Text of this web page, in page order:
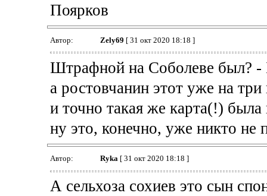
Поярков
Автор: Zely69 [ 31 окт 2020 18:18 ]
Штрафной на Соболеве был? -
а ростовчанин этот уже на три
и точно такая же карта(!)
ну это, конечно, уже никто не
Автор: Ryka[ 31 окт 2020 18:18 ]
А сельхоза сохиев это сын